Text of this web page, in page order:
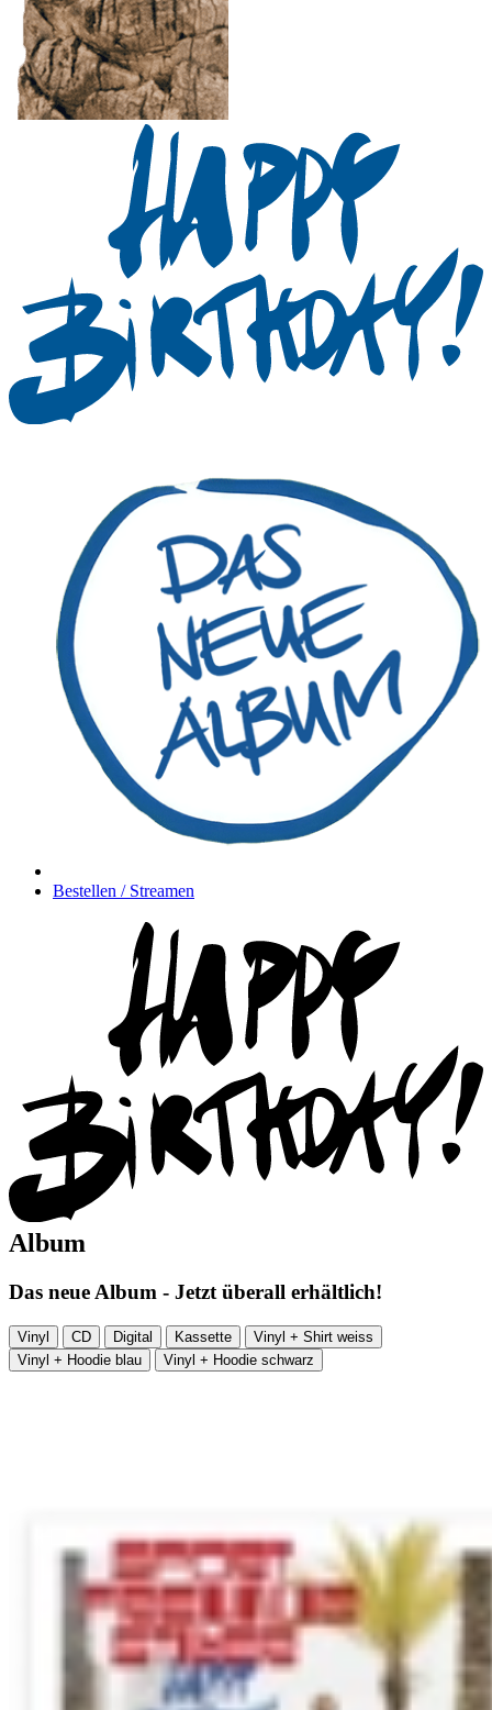
Bestellen / Streamen
Album
Das neue Album - Jetzt überall erhältlich!
Vinyl CD Digital Kassette
Vinyl + Shirt weiss
Vinyl + Hoodie blau
Vinyl + Hoodie schwarz